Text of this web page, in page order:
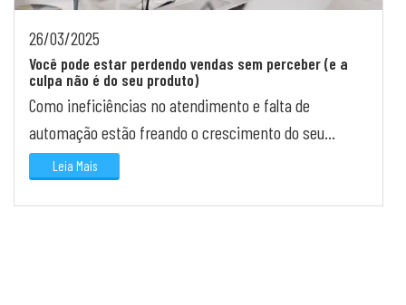
26/03/2025
Você pode estar perdendo vendas sem perceber (e a
culpa não é do seu produto)
Como ineficiências no atendimento e falta de
automação estão freando o crescimento do seu
negócio
Leia Mais